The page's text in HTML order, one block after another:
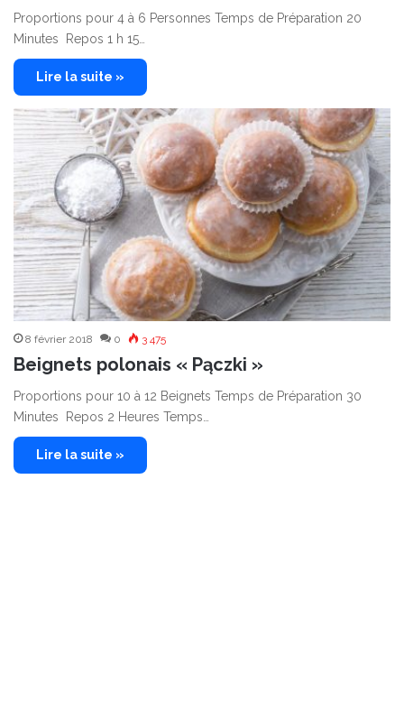
Proportions pour 4 à 6 Personnes Temps de Préparation 20
Minutes Repos 1 h 15…
Lire la suite »
8 février 2018 0 3 475
Beignets polonais « Pączki »
Proportions pour 10 à 12 Beignets Temps de Préparation 30
Minutes Repos 2 Heures Temps…
Lire la suite »